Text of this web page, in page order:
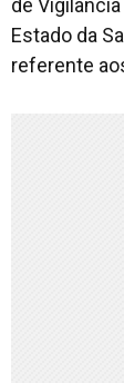
de
Estado da
referente